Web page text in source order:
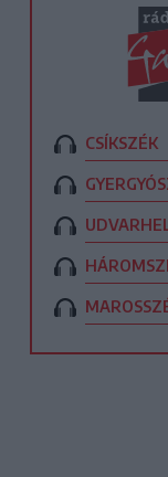
CSÍKSZÉK